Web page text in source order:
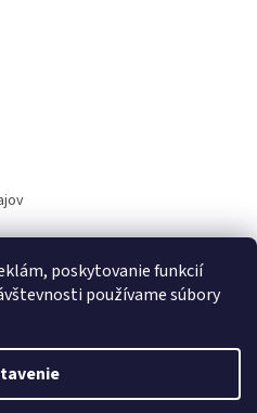
poskytovanie funkcií
používame súbory